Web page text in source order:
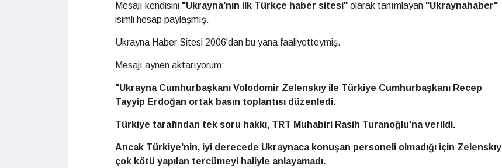
Mesajı kendisini "Ukrayna'nın ilk Türkçe haber sitesi" olarak tanımlayan "Ukraynahaber"
isimli hesap paylaşmış.
Ukrayna Haber Sitesi 2006'dan bu yana faaliyetteymiş.
Mesajı aynen aktarıyorum:
"Ukrayna Cumhurbaşkanı Volodomir Zelenskıy ile Türkiye Cumhurbaşkanı Recep
Tayyip Erdoğan ortak basın toplantısı düzenledi.
Türkiye tarafından tek soru hakkı, TRT Muhabiri Rasih Turanoğlu'na verildi.
Ancak Türkiye'nin, iyi derecede Ukraynaca konuşan personeli olmadığı için Zelenskıy
çok kötü yapılan tercümeyi haliyle anlayamadı.